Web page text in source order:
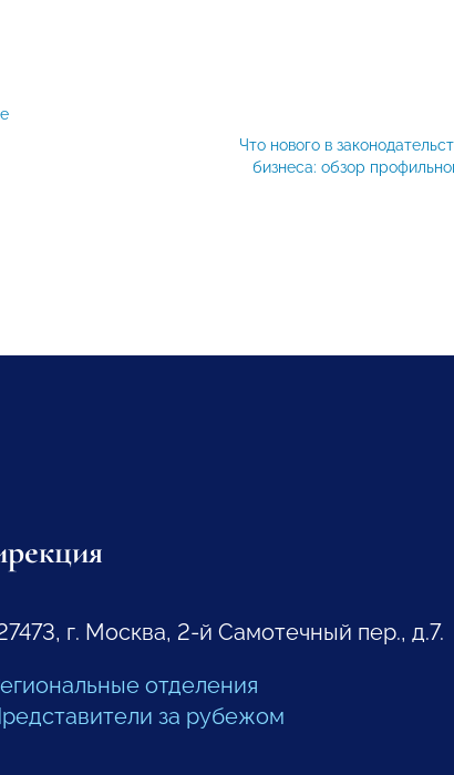
Что нового в
бизнеса: обзор
г. Москва, 2-й Самотечный пер., д.7.
отделения
за рубежом